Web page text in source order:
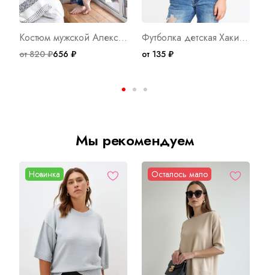
Костюм мужской Александр 3з Арт. 7181
от 820 ₽656 ₽
Футболка детская Хаки Д Арт. 3510
от 135 ₽
Мы рекомендуем
Новинка Осталось мало